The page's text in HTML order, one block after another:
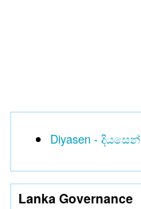
Diyasen - දියසෙන්
Lanka Governance